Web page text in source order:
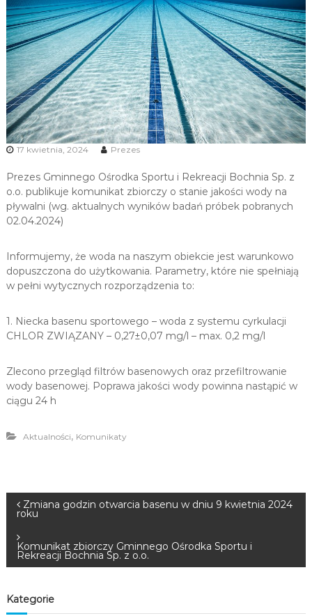
u
i
R
e
k
r
e
a
c
i
17 kwietnia, 2024 Prezes
Prezes Gminnego Ośrodka Sportu i Rekreacji Bochnia Sp. z
o.o. publikuje komunikat zbiorczy o stanie jakości wody na
pływalni (wg. aktualnych wyników badań próbek pobranych
02.04.2024)
Informujemy, że woda na naszym obiekcie jest warunkowo
dopuszczona do użytkowania. Parametry, które nie spełniają
w pełni wytycznych rozporządzenia to:
1. Niecka basenu sportowego – woda z systemu cyrkulacji
CHLOR ZWIĄZANY– 0,27±0,07 mg/l – max. 0,2 mg/l
Zlecono przegląd filtrów basenowych oraz przefiltrowanie
wody basenowej. Poprawa jakości wody powinna nastąpić w
ciągu 24 h
Aktualności, Komunikaty
N
a
w
i
Zmiana godzin otwarcia basenu w dniu 9 kwietnia 2024
roku
Komunikat zbiorczy Gminnego Ośrodka Sportu i
Rekreacji Bochnia Sp. z o.o.
Kategorie